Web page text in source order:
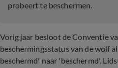
probeert te beschermen.
Vorig jaar besloot de Conventie
beschermingsstatus van de wolf
beschermd' naar 'beschermd'.